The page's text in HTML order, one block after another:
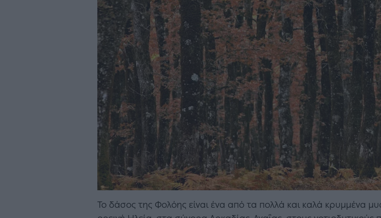
Το δάσος της Φολόης είναι ένα από τα πολλά και καλά κρυμμένα